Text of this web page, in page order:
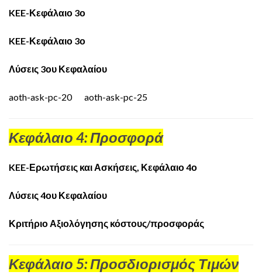
KEE-Κεφάλαιο 3ο
KEE-Κεφάλαιο 3ο
Λύσεις 3ου Κεφαλαίου
aoth-ask-pc-20 aoth-ask-pc-25
Κεφάλαιο 4: Προσφορά
KEE-Ερωτήσεις και Ασκήσεις, Κεφάλαιο 4ο
Λύσεις 4ου Κεφαλαίου
Κριτήριο Αξιολόγησης κόστους/προσφοράς
Κεφάλαιο 5: Προσδιορισμός Τιμών